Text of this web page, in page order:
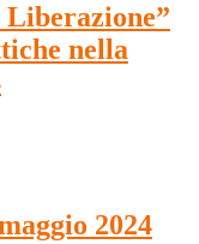
Liberazione”
nella
2024